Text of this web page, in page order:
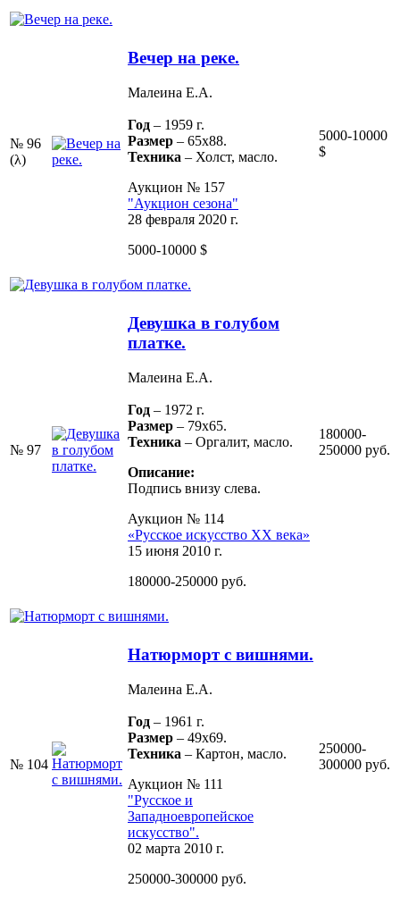
№ 96
(λ)
Вечер на реке.
Малеина Е.А.
Год – 1959 г.
Размер – 65х88.
Техника – Холст, масло.
Аукцион № 157
"Аукцион сезона"
28 февраля 2020 г.
5000-10000 $
5000-10000
$
№ 97
Девушка в голубом
платке.
Малеина Е.А.
Год – 1972 г.
Размер – 79х65.
Техника – Оргалит, масло.
Описание:
Подпись внизу слева.
Аукцион № 114
«Русское искусство ХХ века»
15 июня 2010 г.
180000-250000 руб.
180000-
250000 руб.
№ 104
Натюрморт с вишнями.
Малеина Е.А.
Год – 1961 г.
Размер – 49х69.
Техника – Картон, масло.
Аукцион № 111
"Русское и
Западноевропейское
искусство".
02 марта 2010 г.
250000-300000 руб.
250000-
300000 руб.